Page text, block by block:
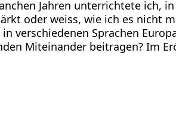
Jahren unterrichtete ich,
oder weiss, wie ich es nicht
verschiedenen Sprachen
Miteinander beitragen? Im